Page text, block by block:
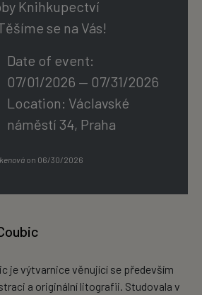
Knihkupectví
se na Vás!
Date of event:
07/01/2026 — 07/31/2026
Location: Václavské
náměstí 34, Praha
on 06/30/2026
je výtvarnice věnující se především
a originální litografii. Studovala v